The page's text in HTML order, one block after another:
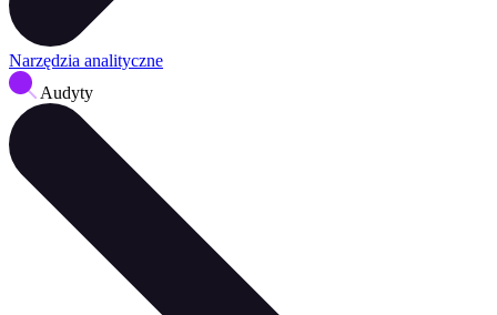
Narzędzia analityczne
Audyty